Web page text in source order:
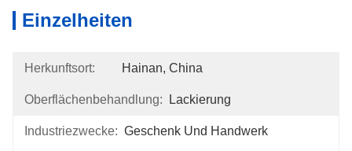
Einzelheiten
Herkunftsort: Hainan, China
Oberflächenbehandlung: Lackierung
Industriezwecke: Geschenk Und Handwerk